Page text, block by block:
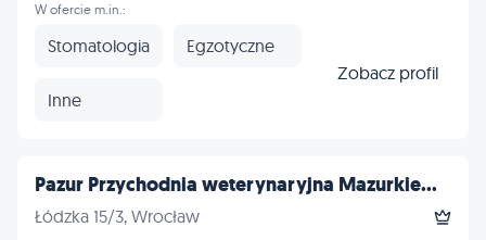
W ofercie m.in.:
Stomatologia Egzotyczne
Inne
Zobacz profil
Pazur Przychodnia weterynaryjna Mazurkie...
Łódzka 15/3, Wrocław